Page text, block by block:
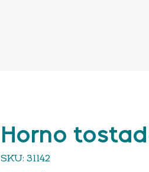
Horno
SKU: SKU
31142
31142